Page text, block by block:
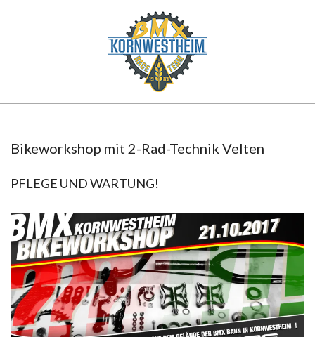
BMX
MenuBikeworkshop mit 2-Rad-Technik Velten
PFLEGE UND WARTUNG!